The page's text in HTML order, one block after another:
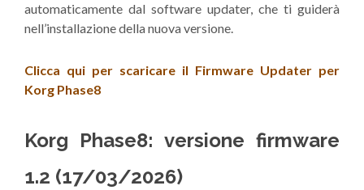
automaticamente dal software updater, che ti guiderà
nell’installazione della nuova versione.
Clicca qui per scaricare il Firmware Updater per
Korg Phase8
Korg Phase8: versione firmware
1.2 (17/03/2026)